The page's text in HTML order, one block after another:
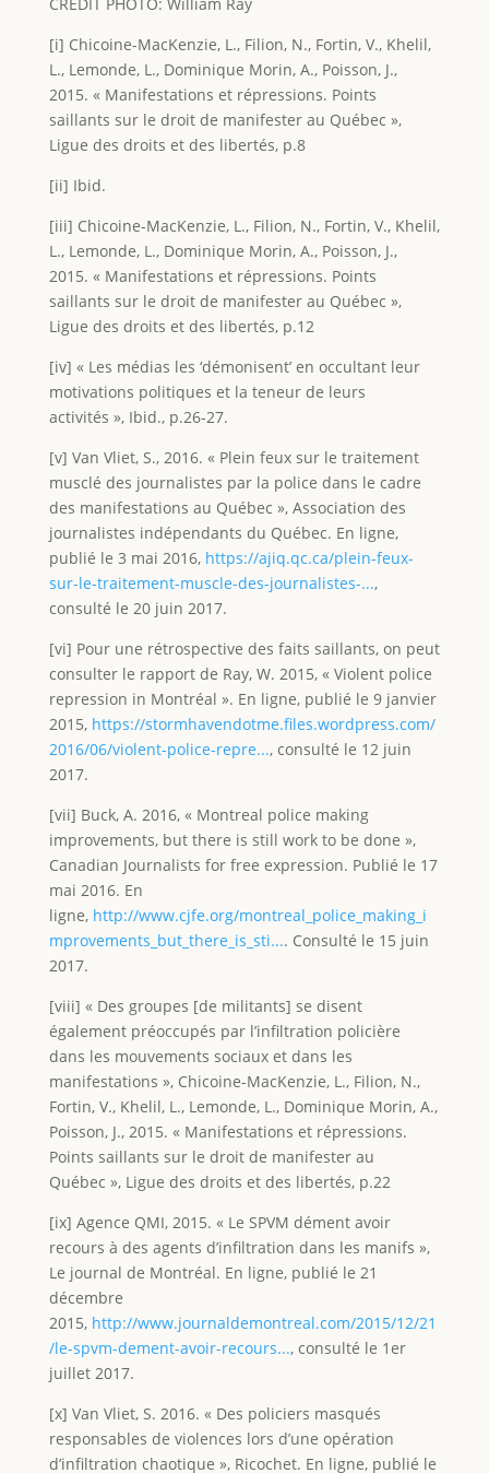
[i] Chicoine-MacKenzie, L., Filion, N., Fortin, V., Khelil,
L., Lemonde, L., Dominique Morin, A., Poisson, J.,
2015. « Manifestations et répressions. Points
saillants sur le droit de manifester au Québec »,
Ligue des droits et des libertés, p.8
[ii] Ibid.
[iii] Chicoine-MacKenzie, L., Filion, N., Fortin, V., Khelil,
L., Lemonde, L., Dominique Morin, A., Poisson, J.,
2015. « Manifestations et répressions. Points
saillants sur le droit de manifester au Québec »,
Ligue des droits et des libertés, p.12
[iv] « Les médias les ‘démonisent’ en occultant leur
motivations politiques et la teneur de leurs
activités », Ibid., p.26-27.
[v] Van Vliet, S., 2016. « Plein feux sur le traitement
musclé des journalistes par la police dans le cadre
des manifestations au Québec », Association des
journalistes indépendants du Québec. En ligne,
publié le 3 mai 2016, https://ajiq.qc.ca/plein-feux-
sur-le-traitement-muscle-des-journalistes-...,
consulté le 20 juin 2017.
[vi] Pour une rétrospective des faits saillants, on peut
consulter le rapport de Ray, W. 2015, « Violent police
repression in Montréal ». En ligne, publié le 9 janvier
2015, https://stormhavendotme.files.wordpress.com/
2016/06/violent-police-repre..., consulté le 12 juin
2017.
[vii] Buck, A. 2016, « Montreal police making
improvements, but there is still work to be done »,
Canadian Journalists for free expression. Publié le 17
mai 2016. En
ligne, http://www.cjfe.org/montreal_police_making_i
mprovements_but_there_is_sti.... Consulté le 15 juin
2017.
[viii] « Des groupes [de militants] se disent
également préoccupés par l’infiltration policière
dans les mouvements sociaux et dans les
manifestations », Chicoine-MacKenzie, L., Filion, N.,
Fortin, V., Khelil, L., Lemonde, L., Dominique Morin, A.,
Poisson, J., 2015. « Manifestations et répressions.
Points saillants sur le droit de manifester au
Québec », Ligue des droits et des libertés, p.22
[ix] Agence QMI, 2015. « Le SPVM dément avoir
recours à des agents d’infiltration dans les manifs »,
Le journal de Montréal. En ligne, publié le 21
décembre
2015, http://www.journaldemontreal.com/2015/12/21
/le-spvm-dement-avoir-recours..., consulté le 1er
juillet 2017.
[x] Van Vliet, S. 2016. « Des policiers masqués
responsables de violences lors d’une opération
d’infiltration chaotique », Ricochet. En ligne, publié le